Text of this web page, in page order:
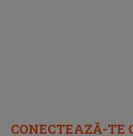
CONECTEAZĂ-TE